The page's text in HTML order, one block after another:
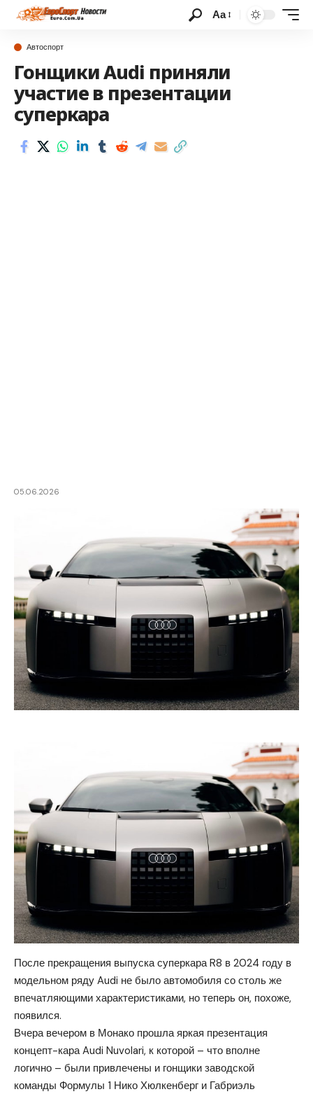
Аа
Автоспорт
Гонщики Audi приняли
участие в презентации
суперкара
05.06.2026
После прекращения выпуска суперкара R8 в 2024 году в
модельном ряду Audi не было автомобиля со столь же
впечатляющими характеристиками, но теперь он, похоже,
появился.
Вчера вечером в Монако прошла яркая презентация
концепт-кара Audi Nuvolari, к которой – что вполне
логично – были привлечены и гонщики заводской
команды Формулы 1 Нико Хюлкенберг и Габриэль